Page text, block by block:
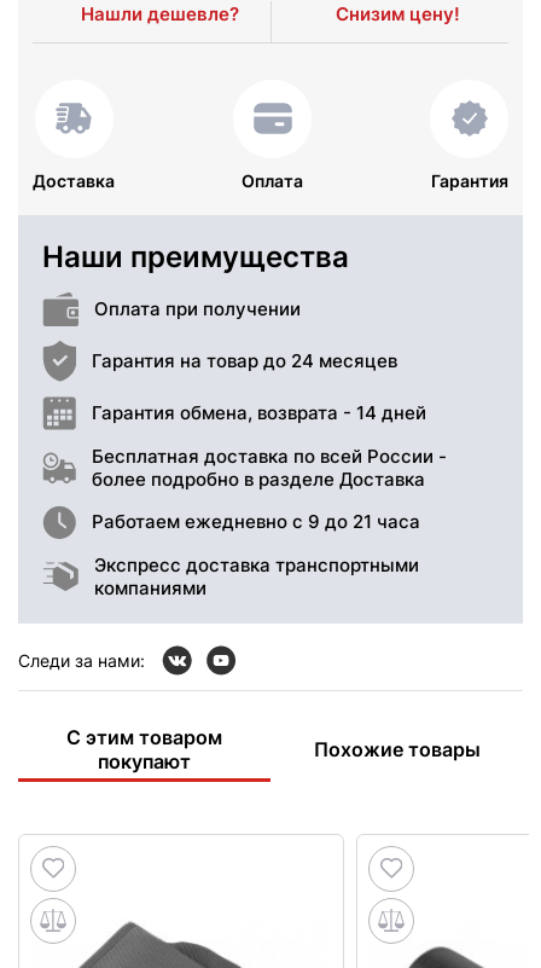
Нашли дешевле? Снизим цену!
Доставка Оплата Гарантия
Наши преимущества
Оплата при получении
Гарантия на товар до 24 месяцев
Гарантия обмена, возврата - 14 дней
Бесплатная доставка по всей России -
более подробно в разделе Доставка
Работаем ежедневно с 9 до 21 часа
Экспресс доставка транспортными
компаниями
Следи за нами:
С этим товаром
покупают
Похожие товары